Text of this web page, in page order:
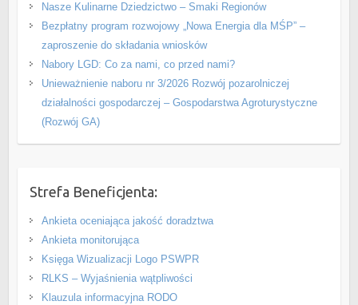
Nasze Kulinarne Dziedzictwo – Smaki Regionów
Bezpłatny program rozwojowy „Nowa Energia dla MŚP” –
zaproszenie do składania wniosków
Nabory LGD: Co za nami, co przed nami?
Unieważnienie naboru nr 3/2026 Rozwój pozarolniczej
działalności gospodarczej – Gospodarstwa Agroturystyczne
(Rozwój GA)
Strefa Beneficjenta:
Ankieta oceniająca jakość doradztwa
Ankieta monitorująca
Księga Wizualizacji Logo PSWPR
RLKS – Wyjaśnienia wątpliwości
Klauzula informacyjna RODO